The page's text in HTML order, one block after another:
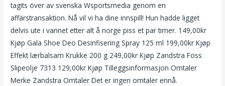
tagits över av svenska Wsportsmedia genom en
affärstransaktion. Nå vil vi ha dine innspill! Hun hadde ligget
delvis ute i vannet etter alt å norge piss et par timer. 149,00kr
Kjøp Gala Shoe Deo Desinfisering Spray 125 ml 199,00kr Kjøp
Effekt lærbalsam Krukke 200 g 249,00kr Kjøp Zandstra Foss
Slipeolje 7313 129,00kr Kjøp Tilleggsinformasjon Omtaler
Merke Zandstra Omtaler Det er ingen omtaler ennå.